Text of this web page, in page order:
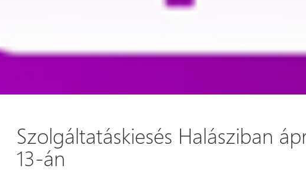
Szolgáltatáskiesés Halásziban
13-án